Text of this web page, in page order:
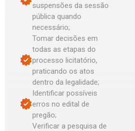
suspensões da sessão
pública quando
necessário;
Tomar decisões em
todas as etapas do
processo licitatório,
praticando os atos
dentro da legalidade;
Identificar possíveis
erros no edital de
pregão;
Verificar a pesquisa de